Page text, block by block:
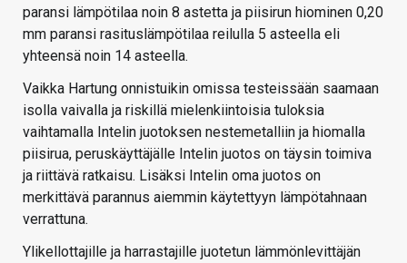
paransi lämpötilaa noin 8 astetta ja piisirun hiominen 0,20
mm paransi rasituslämpötilaa reilulla 5 asteella eli
yhteensä noin 14 asteella.
Vaikka Hartung onnistuikin omissa testeissään saamaan
isolla vaivalla ja riskillä mielenkiintoisia tuloksia
vaihtamalla Intelin juotoksen nestemetalliin ja hiomalla
piisirua, peruskäyttäjälle Intelin juotos on täysin toimiva
ja riittävä ratkaisu. Lisäksi Intelin oma juotos on
merkittävä parannus aiemmin käytettyyn lämpötahnaan
verrattuna.
Ylikellottajille ja harrastajille juotetun lämmönlevittäjän